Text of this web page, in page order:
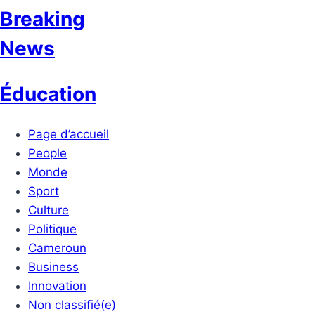
Breaking
News
Éducation
Page d’accueil
People
Monde
Sport
Culture
Politique
Cameroun
Business
Innovation
Non classifié(e)